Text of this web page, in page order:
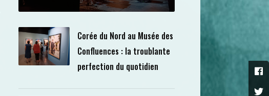
Corée du Nord au Musée des
Confluences : la troublante
perfection du quotidien